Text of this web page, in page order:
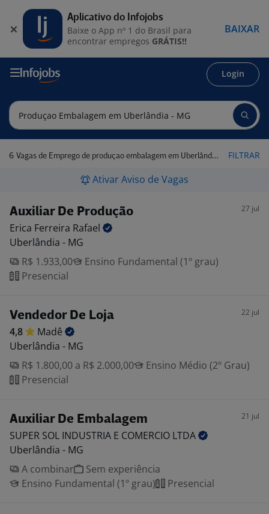
Login
6 Vagas de Emprego de produçao embalagem em Uberlândia - MG FILTRAR
Ativar Aviso de Vagas
Auxiliar De Produção 27 jul
Erica Ferreira Rafael
Uberlândia - MG
R$ 1.933,00
Ensino Fundamental (1º grau)
Presencial
Vendedor De Loja 22 jul
4,8
Madê
Uberlândia - MG
R$ 1.800,00 a R$ 2.000,00
Ensino Médio (2º Grau)
Presencial
Auxiliar De Embalagem 21 jul
SUPER SOL INDUSTRIA E COMERCIO LTDA
Uberlândia - MG
A combinar
Sem experiência
Ensino Fundamental (1º grau)
Presencial
Aplicativo do Infojobs
Baixe o App nº 1 do Brasil para
encontrar empregos GRÁTIS!!
BAIXAR